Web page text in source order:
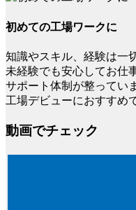
初めての工場ワークに
知識やスキル、経験は一
未経験でも安心してお仕
サポート体制が整ってい
工場デビューにおすすめ
動画でチェック